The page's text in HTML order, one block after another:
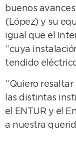
buenos
(López) y su
igual que el
“cuya
tendido
“Quiero
las distintas
el ENTUR y el
a nuestra